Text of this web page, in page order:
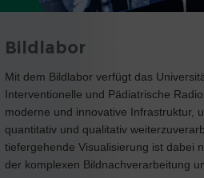
Bildlabor
Mit dem Bildlabor verfügt das
Interventionelle und Pädiatrische
moderne und innovative Infrastruktur,
quantitativ und qualitativ
tiefergehende Visualisierung ist dabei
der komplexen Bildnachverarbeitung